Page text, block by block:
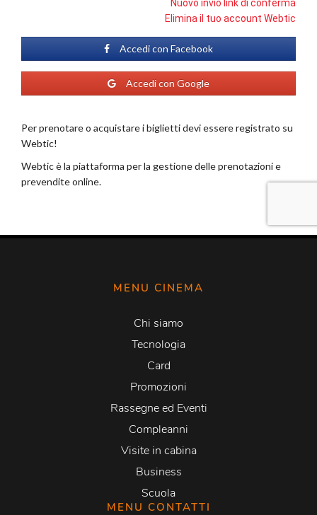
MENU CINEMA
Chi siamo
Tecnologia
Card
Promozioni
Rassegne ed Eventi
Compleanni
Visite in cabina
Business
Scuola
MENU CONTATTI